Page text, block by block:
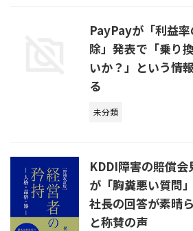
PayPayが「利益
除」発表で「乗り
いか？」という情
る
未分類
KDDI障害の賠償
が「胸糞悪い質問
社長の回答が素晴
と称賛の声